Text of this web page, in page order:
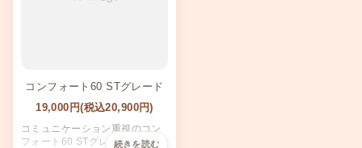
コンフォート60 STグレード
19,000円(税込20,900円)
コミュニケーション重視のコン
フォート60 STグレード！床ア